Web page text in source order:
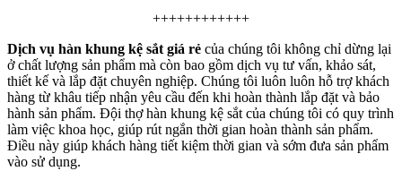
++++++++++++
Dịch vụ hàn khung kệ sắt giá rẻ của chúng tôi không chỉ dừng lại
ở chất lượng sản phẩm mà còn bao gồm dịch vụ tư vấn, khảo sát,
thiết kế và lắp đặt chuyên nghiệp. Chúng tôi luôn luôn hỗ trợ khách
hàng từ khâu tiếp nhận yêu cầu đến khi hoàn thành lắp đặt và bảo
hành sản phẩm. Đội thợ hàn khung kệ sắt của chúng tôi có quy trình
làm việc khoa học, giúp rút ngắn thời gian hoàn thành sản phẩm.
Điều này giúp khách hàng tiết kiệm thời gian và sớm đưa sản phẩm
vào sử dụng.